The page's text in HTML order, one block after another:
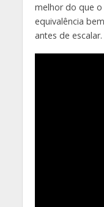
melhor do que o
equivalência
antes de escalar.